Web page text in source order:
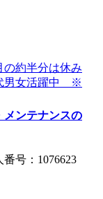
メンテナンスの
号：1076623